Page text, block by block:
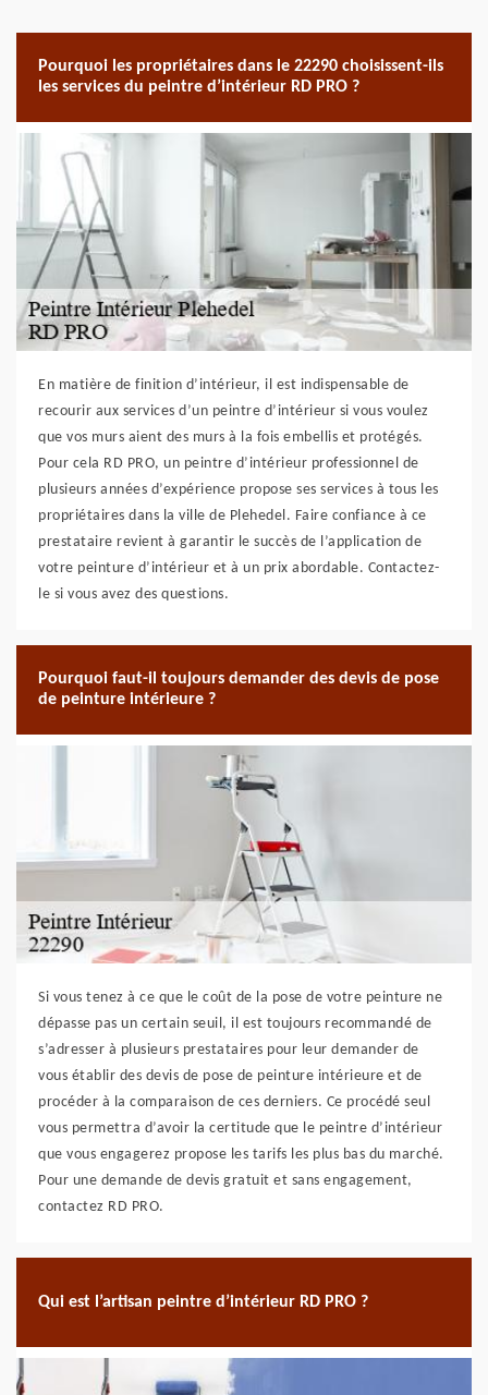
Pourquoi les propriétaires dans le 22290 choisissent-ils
les services du peintre d’intérieur RD PRO ?
En matière de finition d’intérieur, il est indispensable de
recourir aux services d’un peintre d’intérieur si vous voulez
que vos murs aient des murs à la fois embellis et protégés.
Pour cela RD PRO, un peintre d’intérieur professionnel de
plusieurs années d’expérience propose ses services à tous les
propriétaires dans la ville de Plehedel. Faire confiance à ce
prestataire revient à garantir le succès de l’application de
votre peinture d’intérieur et à un prix abordable. Contactez-
le si vous avez des questions.
Pourquoi faut-il toujours demander des devis de pose
de peinture intérieure ?
Si vous tenez à ce que le coût de la pose de votre peinture ne
dépasse pas un certain seuil, il est toujours recommandé de
s’adresser à plusieurs prestataires pour leur demander de
vous établir des devis de pose de peinture intérieure et de
procéder à la comparaison de ces derniers. Ce procédé seul
vous permettra d’avoir la certitude que le peintre d’intérieur
que vous engagerez propose les tarifs les plus bas du marché.
Pour une demande de devis gratuit et sans engagement,
contactez RD PRO.
Qui est l’artisan peintre d’intérieur RD PRO ?